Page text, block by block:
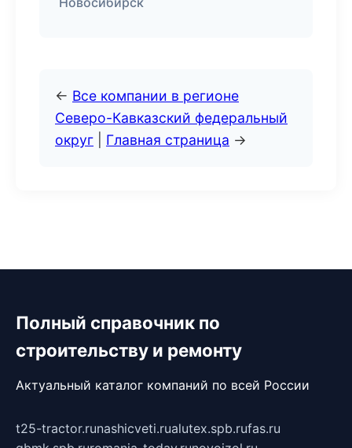
← Все компании в регионе
Северо-Кавказский федеральный
округ
Главная страница →
Полный справочник по
строительству и ремонту
Актуальный каталог компаний по всей России
t25-tractor.runashicveti.rualutex.spb.rufas.ru